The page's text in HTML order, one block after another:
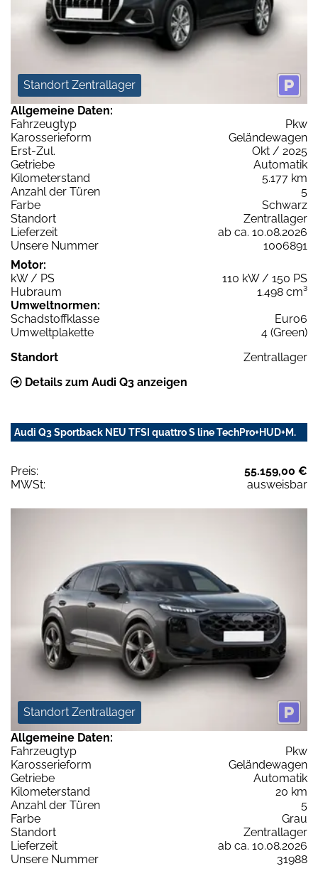
Standort Zentrallager
Allgemeine Daten:
Fahrzeugtyp
Pkw
Karosserieform
Geländewagen
Erst-Zul.
Okt / 2025
Getriebe
Automatik
Kilometerstand
5.177 km
Anzahl der Türen
5
Farbe
Schwarz
Standort
Zentrallager
Lieferzeit
ab ca. 10.08.2026
Unsere Nummer
1006891
Motor:
kW / PS
110 kW / 150 PS
Hubraum
1.498 cm³
Umweltnormen:
Schadstoffklasse
Euro6
Umweltplakette
4 (Green)
Standort
Zentrallager
Details zum Audi Q3 anzeigen
Audi Q3 Sportback NEU TFSI quattro S line TechPro+HUD+M.
Preis:
55.159,00 €
MWSt:
ausweisbar
Standort Zentrallager
Allgemeine Daten:
Fahrzeugtyp
Pkw
Karosserieform
Geländewagen
Getriebe
Automatik
Kilometerstand
20 km
Anzahl der Türen
5
Farbe
Grau
Standort
Zentrallager
Lieferzeit
ab ca. 10.08.2026
Unsere Nummer
31988